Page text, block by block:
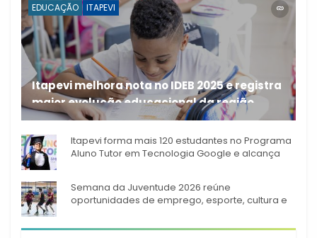
EDUCAÇÃO ITAPEVI
Itapevi melhora nota no IDEB 2025 e registra
maior evolução educacional da região
A rede municipal de ensino
Itapevi forma mais 120 estudantes no Programa
Aluno Tutor em Tecnologia Google e alcança
Semana da Juventude 2026 reúne
oportunidades de emprego, esporte, cultura e